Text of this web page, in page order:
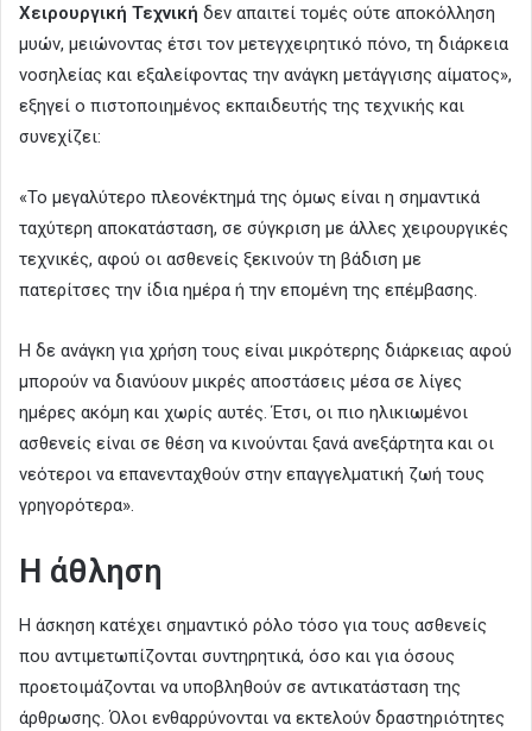
Χειρουργική Τεχνική δεν απαιτεί τομές ούτε αποκόλληση
μυών, μειώνοντας έτσι τον μετεγχειρητικό πόνο, τη διάρκεια
νοσηλείας και εξαλείφοντας την ανάγκη μετάγγισης αίματος»,
εξηγεί ο πιστοποιημένος εκπαιδευτής της τεχνικής και
συνεχίζει:
«Το μεγαλύτερο πλεονέκτημά της όμως είναι η σημαντικά
ταχύτερη αποκατάσταση, σε σύγκριση με άλλες χειρουργικές
τεχνικές, αφού οι ασθενείς ξεκινούν τη βάδιση με
πατερίτσες την ίδια ημέρα ή την επομένη της επέμβασης.
Η δε ανάγκη για χρήση τους είναι μικρότερης διάρκειας αφού
μπορούν να διανύουν μικρές αποστάσεις μέσα σε λίγες
ημέρες ακόμη και χωρίς αυτές. Έτσι, οι πιο ηλικιωμένοι
ασθενείς είναι σε θέση να κινούνται ξανά ανεξάρτητα και οι
νεότεροι να επανενταχθούν στην επαγγελματική ζωή τους
γρηγορότερα».
Η άθληση
Η άσκηση κατέχει σημαντικό ρόλο τόσο για τους ασθενείς
που αντιμετωπίζονται συντηρητικά, όσο και για όσους
προετοιμάζονται να υποβληθούν σε αντικατάσταση της
άρθρωσης. Όλοι ενθαρρύνονται να εκτελούν δραστηριότητες